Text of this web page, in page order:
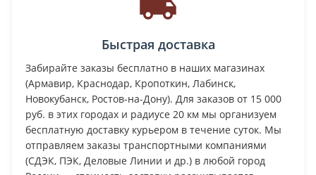
Быстрая доставка
Забирайте заказы бесплатно в наших магазинах
(Армавир, Краснодар, Кропоткин, Лабинск,
Новокубанск, Ростов-на-Дону). Для заказов от 15 000
руб. в этих городах и радиусе 20 км мы организуем
бесплатную доставку курьером в течение суток. Мы
отправляем заказы транспортными компаниями
(СДЭК, ПЭК, Деловые Линии и др.) в любой город